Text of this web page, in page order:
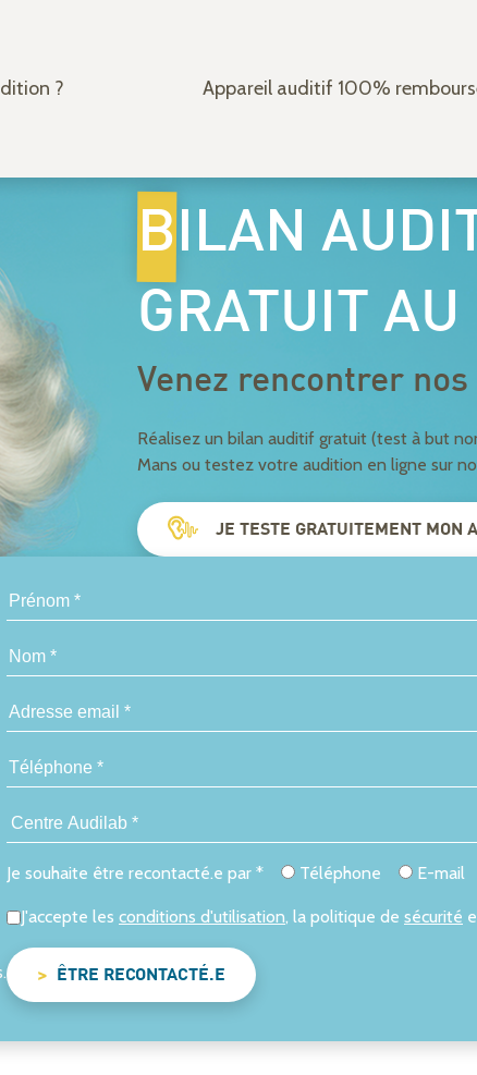
? Appareil auditif 100%
BILAN
GRATUIT
Venez rencontrer
Réalisez un bilan auditif gratuit (test à but
Mans ou testez votre audition en ligne sur
JE TESTE GRATUITEMENT MON
Je souhaite être recontacté.e par * Téléphone E-mail
J'accepte les conditions d'utilisation, la politique de sécurité
ÊTRE RECONTACTÉ.E